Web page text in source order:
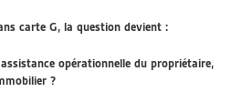
carte G, la question devient :
opérationnelle du propriétaire,
?